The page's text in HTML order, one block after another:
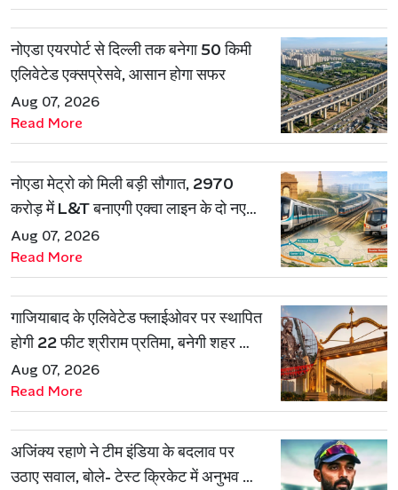
नोएडा एयरपोर्ट से दिल्ली तक बनेगा 50 किमी
एलिवेटेड एक्सप्रेसवे, आसान होगा सफर
Aug 07, 2026
Read More
नोएडा मेट्रो को मिली बड़ी सौगात, 2970
करोड़ में L&T बनाएगी एक्वा लाइन के दो नए
रूट
Aug 07, 2026
Read More
गाजियाबाद के एलिवेटेड फ्लाईओवर पर स्थापित
होगी 22 फीट श्रीराम प्रतिमा, बनेगी शहर की
नई पहचान
Aug 07, 2026
Read More
अजिंक्य रहाणे ने टीम इंडिया के बदलाव पर
उठाए सवाल, बोले- टेस्ट क्रिकेट में अनुभव की